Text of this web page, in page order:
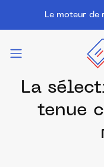
Le moteur de
La
tenue